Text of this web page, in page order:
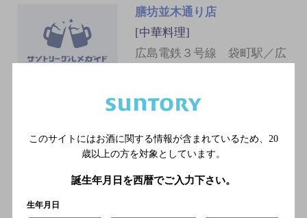
膳坊並木通り店
[中華料理]
広島電鉄３号線 袋町駅／広
鉄７号線 袋町駅／広島電鉄
[焼肉]
このサイトにはお酒に関する情報が含まれているため、 20
歳以上の方を対象としています。
誕生年月日を西暦でご入力下さい。
生年月日